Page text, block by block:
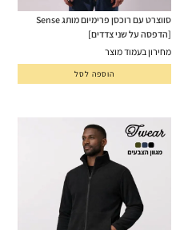
סווצרט עם רוכסן פרימיום מותג Sense
[הדפסה על שני צדדים]
מחירון בעמוד מוצר
הוספה לסל